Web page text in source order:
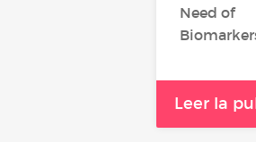
Need of
Leer la